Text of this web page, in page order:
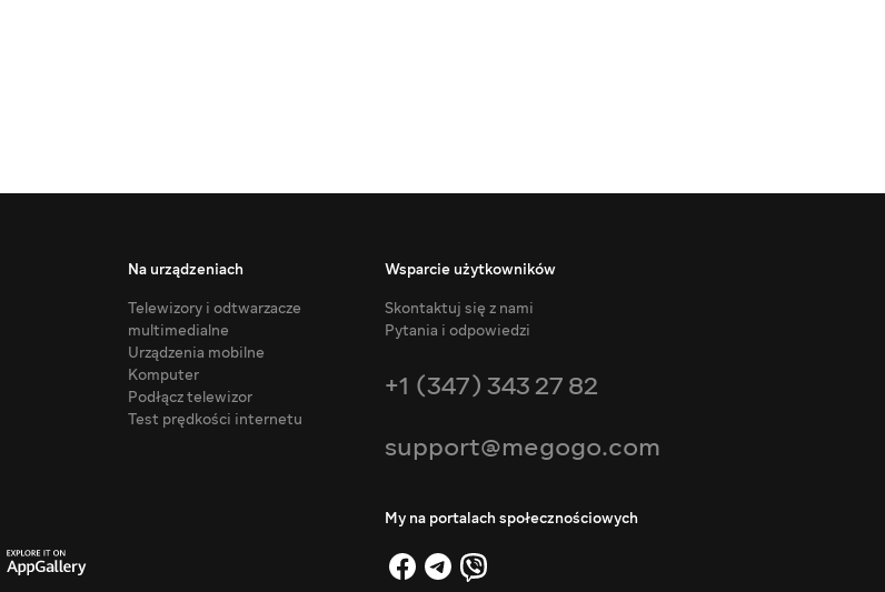
Na urządzeniach
Telewizory i odtwarzacze
multimedialne
Urządzenia mobilne
Komputer
Podłącz telewizor
Test prędkości internetu
Wsparcie użytkowników
Skontaktuj się z nami
Pytania i odpowiedzi
+1 (347) 343 27 82
support@megogo.com
My na portalach społecznościowych